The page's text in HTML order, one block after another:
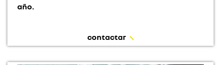
año.
contactar